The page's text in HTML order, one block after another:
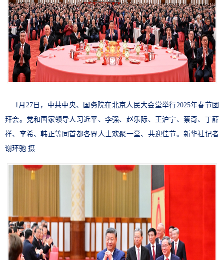
1月27日，中共中央、国务院在北京人民大会堂举行2025年春节团
拜会。党和国家领导人习近平、李强、赵乐际、王沪宁、蔡奇、丁薛
祥、李希、韩正等同首都各界人士欢聚一堂、共迎佳节。新华社记者
谢环驰 摄